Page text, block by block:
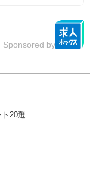
Sponsored by
20選